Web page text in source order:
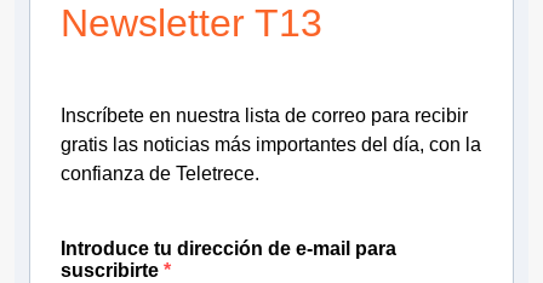
Newsletter T13
Inscríbete en nuestra lista de correo para recibir
gratis las noticias más importantes del día, con la
confianza de Teletrece.
Introduce tu dirección de e-mail para
suscribirte